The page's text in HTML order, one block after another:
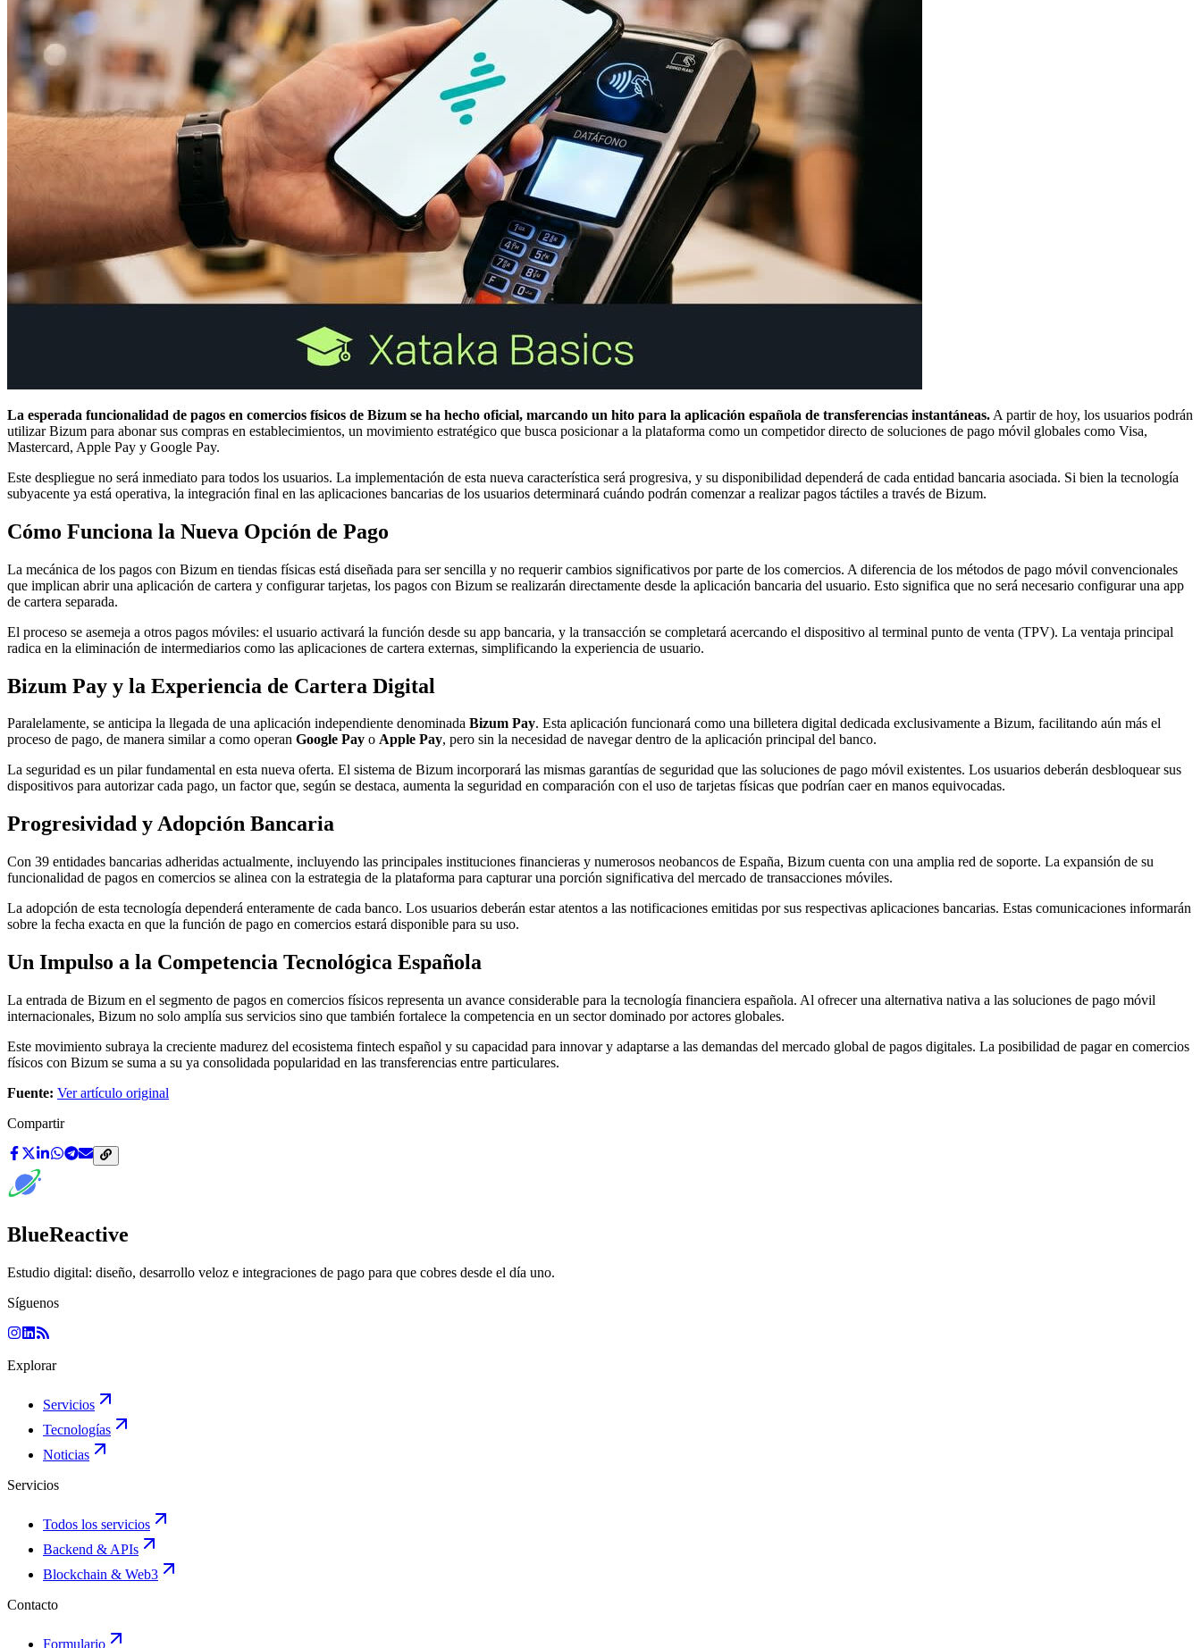
La esperada funcionalidad de pagos en comercios físicos de Bizum se ha hecho oficial, marcando un hito para la aplicación española de transferencias instantáneas. A partir de hoy, los usuarios podrán
utilizar Bizum para abonar sus compras en establecimientos, un movimiento estratégico que busca posicionar a la plataforma como un competidor directo de soluciones de pago móvil globales como Visa,
Mastercard, Apple Pay y Google Pay.
Este despliegue no será inmediato para todos los usuarios. La implementación de esta nueva característica será progresiva, y su disponibilidad dependerá de cada entidad bancaria asociada. Si bien la tecnología
subyacente ya está operativa, la integración final en las aplicaciones bancarias de los usuarios determinará cuándo podrán comenzar a realizar pagos táctiles a través de Bizum.
Cómo Funciona la Nueva Opción de Pago
La mecánica de los pagos con Bizum en tiendas físicas está diseñada para ser sencilla y no requerir cambios significativos por parte de los comercios. A diferencia de los métodos de pago móvil convencionales
que implican abrir una aplicación de cartera y configurar tarjetas, los pagos con Bizum se realizarán directamente desde la aplicación bancaria del usuario. Esto significa que no será necesario configurar una app
de cartera separada.
El proceso se asemeja a otros pagos móviles: el usuario activará la función desde su app bancaria, y la transacción se completará acercando el dispositivo al terminal punto de venta (TPV). La ventaja principal
radica en la eliminación de intermediarios como las aplicaciones de cartera externas, simplificando la experiencia de usuario.
Bizum Pay y la Experiencia de Cartera Digital
Paralelamente, se anticipa la llegada de una aplicación independiente denominada Bizum Pay. Esta aplicación funcionará como una billetera digital dedicada exclusivamente a Bizum, facilitando aún más el
proceso de pago, de manera similar a como operan Google Pay o Apple Pay, pero sin la necesidad de navegar dentro de la aplicación principal del banco.
La seguridad es un pilar fundamental en esta nueva oferta. El sistema de Bizum incorporará las mismas garantías de seguridad que las soluciones de pago móvil existentes. Los usuarios deberán desbloquear sus
dispositivos para autorizar cada pago, un factor que, según se destaca, aumenta la seguridad en comparación con el uso de tarjetas físicas que podrían caer en manos equivocadas.
Progresividad y Adopción Bancaria
Con 39 entidades bancarias adheridas actualmente, incluyendo las principales instituciones financieras y numerosos neobancos de España, Bizum cuenta con una amplia red de soporte. La expansión de su
funcionalidad de pagos en comercios se alinea con la estrategia de la plataforma para capturar una porción significativa del mercado de transacciones móviles.
La adopción de esta tecnología dependerá enteramente de cada banco. Los usuarios deberán estar atentos a las notificaciones emitidas por sus respectivas aplicaciones bancarias. Estas comunicaciones informarán
sobre la fecha exacta en que la función de pago en comercios estará disponible para su uso.
Un Impulso a la Competencia Tecnológica Española
La entrada de Bizum en el segmento de pagos en comercios físicos representa un avance considerable para la tecnología financiera española. Al ofrecer una alternativa nativa a las soluciones de pago móvil
internacionales, Bizum no solo amplía sus servicios sino que también fortalece la competencia en un sector dominado por actores globales.
Este movimiento subraya la creciente madurez del ecosistema fintech español y su capacidad para innovar y adaptarse a las demandas del mercado global de pagos digitales. La posibilidad de pagar en comercios
físicos con Bizum se suma a su ya consolidada popularidad en las transferencias entre particulares.
Fuente: Ver artículo original
Compartir
BlueReactive
Estudio digital: diseño, desarrollo veloz e integraciones de pago para que cobres desde el día uno.
Síguenos
Explorar
Servicios
Tecnologías
Noticias
Servicios
Todos los servicios
Backend & APIs
Blockchain & Web3
Contacto
Formulario